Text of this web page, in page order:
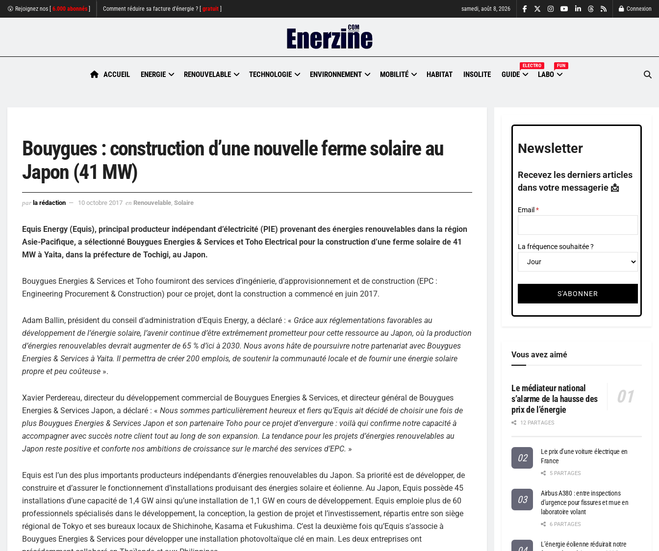
😮 Rejoignez nos [ 6.000 abonnés Comment réduire sa facture d'énergie ? [ gratuit samedi, août 8, 2026 Connexion
ACCUEIL ENERGIE RENOUVELABLE TECHNOLOGIE ENVIRONNEMENT MOBILITÉ HABITAT INSOLITE GUIDE
ELECTRO
LABO
FUN
Bouygues : construction d’une nouvelle ferme solaire au
Japon (41 MW)
par la rédaction 10 octobre 2017 en Renouvelable Solaire
Equis Energy (Equis), principal producteur indépendant d’électricité (PIE) provenant des énergies renouvelables dans la région
Asie-Pacifique, a sélectionné Bouygues Energies & Services et Toho Electrical pour la construction d’une ferme solaire de 41
MW à Yaita, dans la préfecture de Tochigi, au Japon.
Bouygues Energies & Services et Toho fourniront des services d’ingénierie, d’approvisionnement et de construction (EPC :
Engineering Procurement & Construction) pour ce projet, dont la construction a commencé en juin 2017.
Adam Ballin, président du conseil d’administration d’Equis Energy, a déclaré : « Grâce aux réglementations favorables au
développement de l’énergie solaire, l’avenir continue d’être extrêmement prometteur pour cette ressource au Japon, où la production
d’énergies renouvelables devrait augmenter de 65 % d’ici à 2030. Nous avons hâte de poursuivre notre partenariat avec Bouygues
Energies & Services à Yaita. Il permettra de créer 200 emplois, de soutenir la communauté locale et de fournir une énergie solaire
propre et peu coûteuse ».
Xavier Perdereau, directeur du développement commercial de Bouygues Energies & Services, et directeur général de Bouygues
Energies & Services Japon, a déclaré : « Nous sommes particulièrement heureux et fiers qu’Equis ait décidé de choisir une fois de
plus Bouygues Energies & Services Japon et son partenaire Toho pour ce projet d’envergure : voilà qui confirme notre capacité à
accompagner avec succès notre client tout au long de son expansion. La tendance pour les projets d’énergies renouvelables au
Japon reste positive et conforte nos ambitions de croissance sur le marché des services d’EPC. »
Equis est l’un des plus importants producteurs indépendants d’énergies renouvelables du Japon. Sa priorité est de développer, de
construire et d’assurer le fonctionnement d’installations produisant des énergies solaire et éolienne. Au Japon, Equis possède 45
installations d’une capacité de 1,4 GW ainsi qu’une installation de 1,1 GW en cours de développement. Equis emploie plus de 60
professionnels spécialisés dans le développement, la conception, la gestion de projet et l’investissement, répartis entre son siège
régional de Tokyo et ses bureaux locaux de Shichinohe, Kasama et Fukushima. C’est la deuxième fois qu’Equis s’associe à
Bouygues Energies & Services pour développer une installation photovoltaïque clé en main. Les deux entreprises ont
Newsletter
Recevez les derniers articles
dans votre messagerie 📩
Email
La fréquence souhaitée ?
Vous avez aimé
Le médiateur national
s’alarme de la hausse des
prix de l’énergie
12 PARTAGES
Le prix d’une voiture électrique en
France
5 PARTAGES
Airbus A380 : entre inspections
d’urgence pour fissures et mue en
laboratoire volant
6 PARTAGES
L’énergie éolienne réduirait notre